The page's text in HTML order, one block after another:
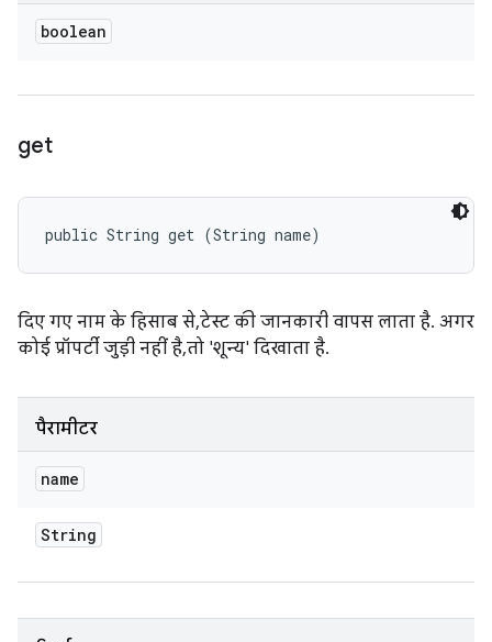
boolean
get
public String get (String name)
दिए गए नाम के हिसाब से, टेस्ट की जानकारी वापस लाता है. अगर
कोई प्रॉपर्टी जुड़ी नहीं है, तो 'शून्य' दिखाता है.
पैरामीटर
name
String